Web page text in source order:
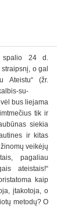
spalio 24 d.
o gal
Ateistu“ (žr.
su-
bus liejama
tik ir
siekia
ir kitas
veikėjų
pagaliau
ateistais!“
kaip
įtakotoja, o
metodų? O